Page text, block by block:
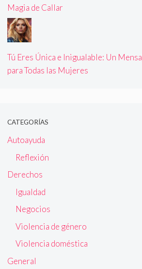
Magia de Callar
Tú Eres Única e Inigualable: Un
para Todas las Mujeres
CATEGORÍAS
Autoayuda
Reflexión
Derechos
Igualdad
Negocios
Violencia de género
Violencia doméstica
General